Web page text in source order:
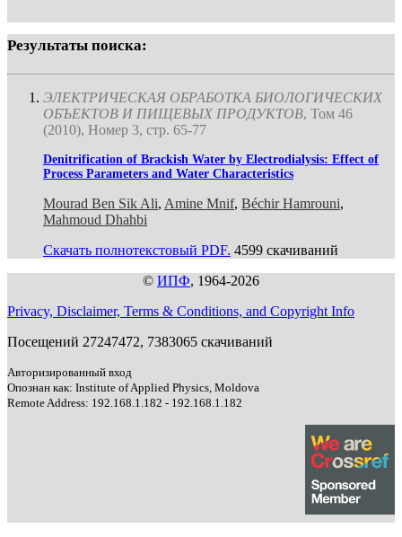
Результаты поиска:
ЭЛЕКТРИЧЕСКАЯ ОБРАБОТКА БИОЛОГИЧЕСКИХ
ОБЪЕКТОВ И ПИЩЕВЫХ ПРОДУКТОВ, Том 46
(2010), Номер 3, стр. 65-77
Denitrification of Brackish Water by Electrodialysis: Effect of
Process Parameters and Water Characteristics
Mourad Ben Sik Ali, Amine Mnif, Béchir Hamrouni,
Mahmoud Dhahbi
Скачать полнотекстовый PDF. 4599 скачиваний
© ИПФ, 1964-2026
Privacy, Disclaimer, Terms & Conditions, and Copyright Info
Посещений 27247472, 7383065 скачиваний
Авторизированный вход
Опознан как: Institute of Applied Physics, Moldova
Remote Address: 192.168.1.182 - 192.168.1.182